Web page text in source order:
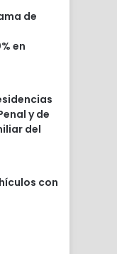
de
en
y de
del
con